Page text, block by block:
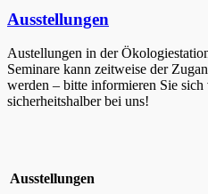
Ausstellungen
Austellungen in der
Seminare kann zeitweise der
werden – bitte informieren Sie sich
sicherheitshalber bei uns!
Ausstellungen